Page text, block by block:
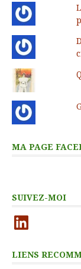
MA PAGE
SUIVEZ-MOI
LinkedIn
LIENS